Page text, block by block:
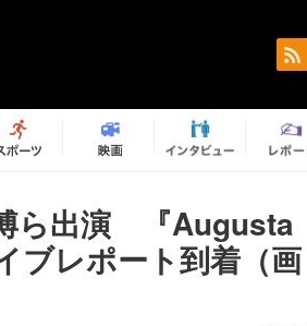
ら出演 『Augusta
ブレポート到着（画